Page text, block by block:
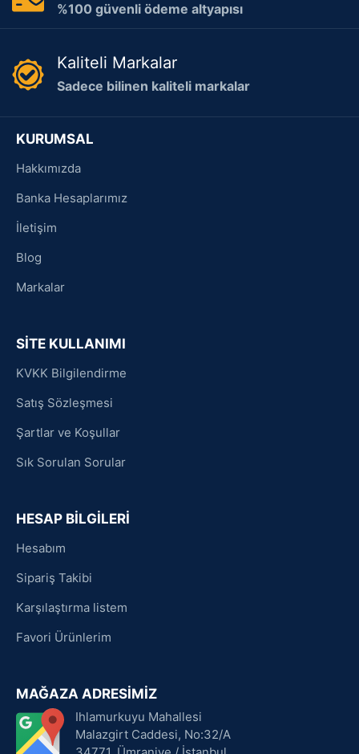
%100 güvenli ödeme altyapısı
Kaliteli Markalar
Sadece bilinen kaliteli markalar
KURUMSAL
Hakkımızda
Banka Hesaplarımız
İletişim
Blog
Markalar
SİTE KULLANIMI
KVKK Bilgilendirme
Satış Sözleşmesi
Şartlar ve Koşullar
Sık Sorulan Sorular
HESAP BİLGİLERİ
Hesabım
Sipariş Takibi
Karşılaştırma listem
Favori Ürünlerim
MAĞAZA ADRESİMİZ
Ihlamurkuyu Mahallesi
Malazgirt Caddesi, No:32/A